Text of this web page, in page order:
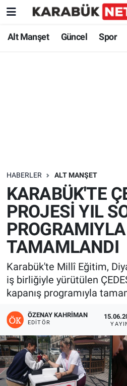
Alt Manşet Güncel Spor
HABERLER ALT MANŞET
KARABÜK'TE
PROJESİ YIL
PROGRAMIYLA
TAMAMLANDI
Karabük'te Millî Eğitim,
iş birliğiyle yürütülen
kapanış programıyla
ÖZENAY KAHRIMAN
EDITÖR